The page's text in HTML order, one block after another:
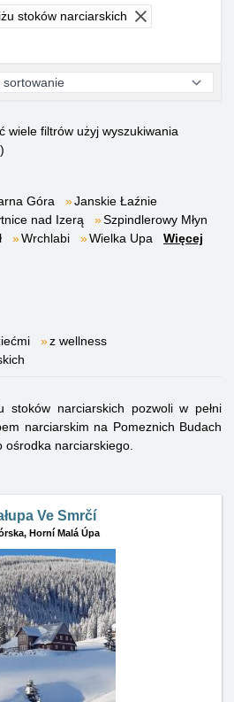
stoków narciarskich
wiele filtrów użyj wyszukiwania
Góra
Janskie Łaźnie
nad Izerą
Szpindlerowy Młyn
Wrchlabi Wielka Upa
Więcej
z wellness
stoków narciarskich pozwoli w pełni
narciarskim na Pomeznich Budach
narciarskiego.
Ve Smrčí
Horní Malá Úpa